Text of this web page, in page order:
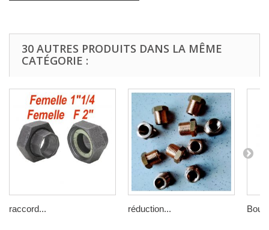
30 AUTRES PRODUITS DANS LA MÊME
CATÉGORIE :
raccord... réduction...